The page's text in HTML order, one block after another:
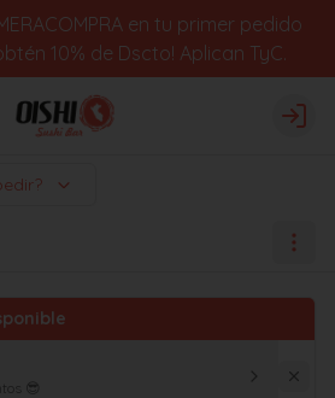
en tu primer pedido
10% de Dscto! Aplican TyC.
Login
😎